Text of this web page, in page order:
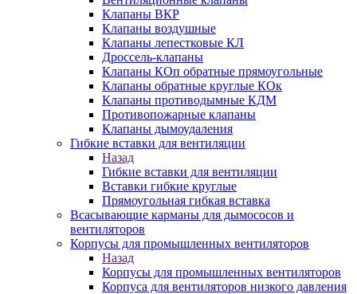
Клапаны ВКР
Клапаны воздушные
Клапаны лепестковые КЛ
Дроссель-клапаны
Клапаны КОп обратные прямоугольные
Клапаны обратные круглые КОк
Клапаны противодымные КДМ
Противопожарные клапаны
Клапаны дымоудаления
Гибкие вставки для вентиляции
Назад
Гибкие вставки для вентиляции
Вставки гибкие круглые
Прямоугольная гибкая вставка
Всасывающие карманы для дымососов и
вентиляторов
Корпусы для промышленных вентиляторов
Назад
Корпусы для промышленных вентиляторов
Корпуса для вентиляторов низкого давления